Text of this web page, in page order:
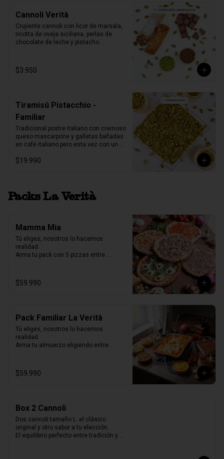
Cannoli Verità
Crujiente cannoli con licor de marsala,
ricotta de oveja siciliana, perlas de
chocolate de leche y pistacho.
$3.950
Tiramisú Pistacchio -
Familiar
Tradicional postre italiano con cremoso
queso mascarpone y galletas bañadas
en café italiano pero esta vez con un
Fuente acrilico, 6-8 porc.
$19.990
Packs La Verità
Mamma Mia
Tú eliges, nosotros lo hacemos
realidad.
Arma tu pack con 5 pizzas entre
Selladas al vacío, listas para horno o
parrilla… como recién hechas.
$59.990
Pack Familiar La Verità
Tú eliges, nosotros lo hacemos
realidad.
Arma tu almuerzo eligiendo entre
vendidas y un tiramisú familiar para
cerrar.
$59.990
Box 2 Cannoli
Dos cannoli tamaño L: el clásico
original y otro sabor a tu elección.
El equilibrio perfecto entre tradición y